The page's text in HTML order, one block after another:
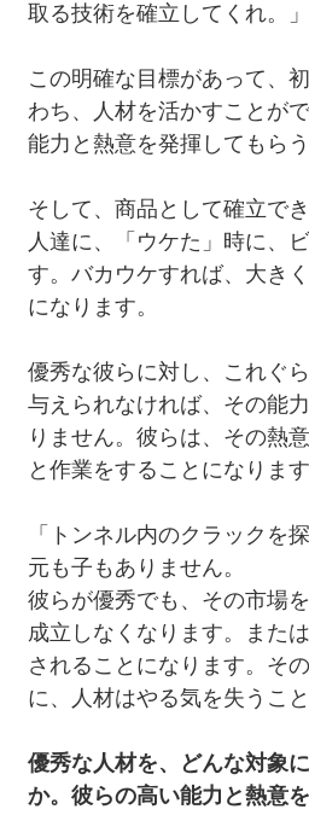
取る技術を確立してくれ。」
この明確な目標があって、
わち、人材を活かすことが
能力と熱意を発揮してもら
そして、商品として確立で
人達に、「ウケた」時に、
す。バカウケすれば、大き
になります。
優秀な彼らに対し、これぐ
与えられなければ、その能
りません。彼らは、その熱
と作業をすることになります
「トンネル内のクラックを
元も子もありません。
彼らが優秀でも、その市場
成立しなくなります。また
されることになります。そ
に、人材はやる気を失うこ
優秀な人材を、どんな対象
か。彼らの高い能力と熱意